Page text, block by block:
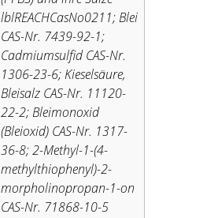
lblREACHCasNo0211; Blei
CAS-Nr. 7439-92-1;
Cadmiumsulfid CAS-Nr.
1306-23-6; Kieselsäure,
Bleisalz CAS-Nr. 11120-
22-2; Bleimonoxid
(Bleioxid) CAS-Nr. 1317-
36-8; 2-Methyl-1-(4-
methylthiophenyl)-2-
morpholinopropan-1-on
CAS-Nr. 71868-10-5